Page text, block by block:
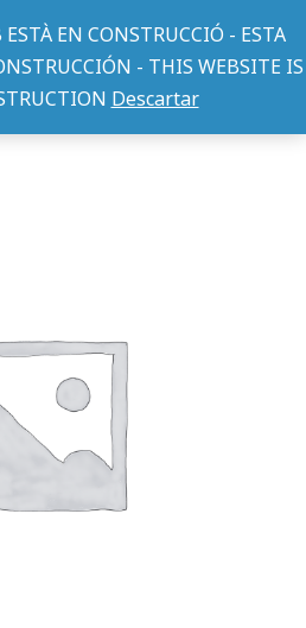
EN CONSTRUCCIÓ - ESTA
- THIS WEBSITE IS
Descartar